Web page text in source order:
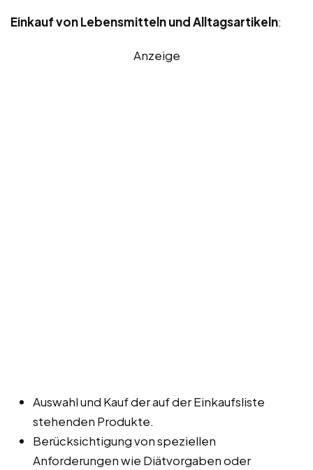
Einkauf von Lebensmitteln und Alltagsartikeln:
Anzeige
Auswahl und Kauf der auf der Einkaufsliste
stehenden Produkte.
Berücksichtigung von speziellen
Anforderungen wie Diätvorgaben oder